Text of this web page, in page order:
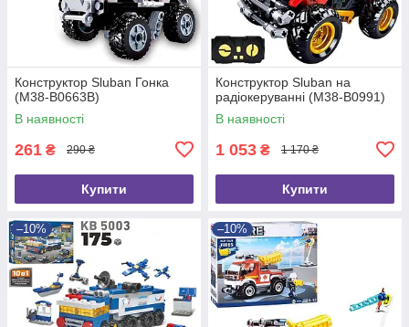
Конструктор Sluban Гонка
(M38-B0663B)
В наявності
261 ₴ 290 ₴
Купити
Конструктор Sluban на
радіокеруванні (M38-B0991)
В наявності
1 053 ₴ 1 170 ₴
Купити
–10% –10%